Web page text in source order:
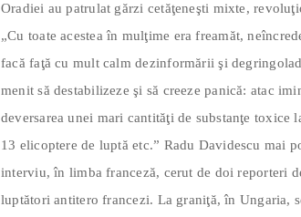
Oradiei au patrulat gărzi cetăţeneşti mixte,
„Cu toate acestea în mulţime era freamăt,
facă faţă cu mult calm dezinformării şi
menit să destabilizeze şi să creeze panică: atac
deversarea unei mari cantităţi de substanţe toxice
13 elicoptere de luptă etc.” Radu Davidescu mai
interviu, în limba franceză, cerut de doi reporteri
luptători antitero francezi. La graniţă, în Ungaria,